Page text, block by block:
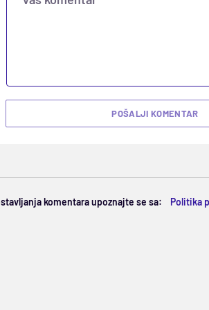
POŠALJI KOMENTAR
komentara upoznajte se sa: Politika